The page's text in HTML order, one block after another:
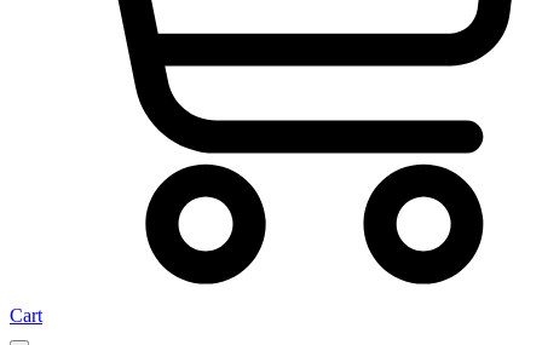
Cart